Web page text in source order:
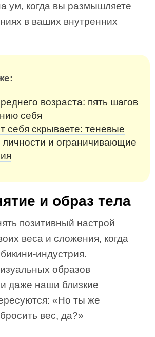
ум, когда вы размышляете
в ваших внутренних
возраста: пять шагов
себя
себя скрываете: теневые
и ограничивающие
и образ тела
позитивный настрой
веса и сложения, когда
индустрия.
образов
даже наши близкие
«Но ты же
вес, да?»